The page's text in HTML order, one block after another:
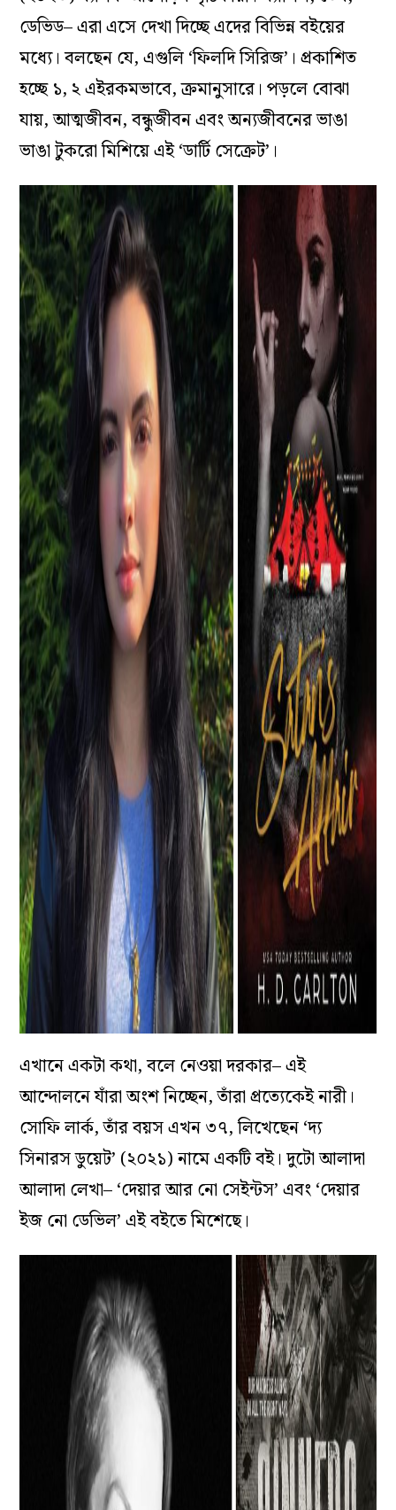
ডেভিড– এরা এসে দেখা দিচ্ছে এদের বিভিন্ন বইয়ের
মধ্যে। বলছেন যে, এগুলি ‘ফিলদি সিরিজ’। প্রকাশিত
হচ্ছে ১, ২ এইরকমভাবে, ক্রমানুসারে। পড়লে বোঝা
যায়, আত্মজীবন, বন্ধুজীবন এবং অন্যজীবনের ভাঙা
ভাঙা টুকরো মিশিয়ে এই ‘ডার্টি সেক্রেট’।
এখানে একটা কথা, বলে নেওয়া দরকার– এই
আন্দোলনে যাঁরা অংশ নিচ্ছেন, তাঁরা প্রত্যেকেই নারী।
সোফি লার্ক, তাঁর বয়স এখন ৩৭, লিখেছেন ‘দ্য
সিনারস ডুয়েট’ (২০২১) নামে একটি বই। দুটো আলাদা
আলাদা লেখা– ‘দেয়ার আর নো সেইন্টস’ এবং ‘দেয়ার
ইজ নো ডেভিল’ এই বইতে মিশেছে।